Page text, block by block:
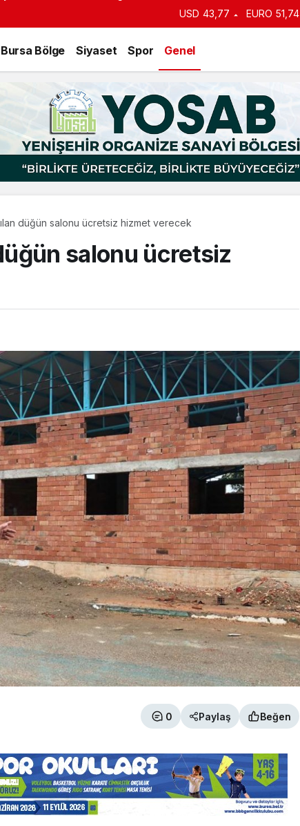
USD 43,77 EURO 51,74
Bursa Bölge Siyaset Spor Genel
düğün salonu ücretsiz hizmet verecek
salonu ücretsiz
0 Paylaş Beğen
Bursa Bölge
Manda Köyü’nün 50 yıllık
üreticisi manda sucuğu ve
yoğurduyla fark oluşturdu